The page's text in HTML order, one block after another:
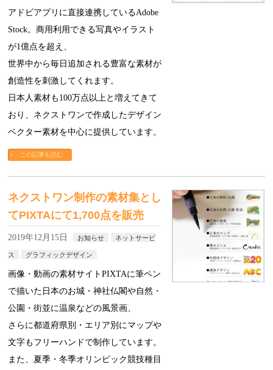
アドビアプリに直接連携しているAdobe
Stock。商用利用できる写真やイラスト
が1億点を超え、
世界中から毎日追加される豊富な素材が
創造性を刺激してくれます。
日本人素材も100万点以上と増えてきて
おり、ネクストワンで作成したデザイン
ベクター素材を中心に提供しています。
この記事を読む
ネクストワン制作の素材集とし
てPIXTAにて1,700点を販売
2019年12月15日 お知らせ ネットサービ
ス グラフィックデザイン
画像・動画の素材サイトPIXTAに筆ペン
で描いた日本のお城・神社仏閣や自然・
公園・街並に温泉などの風景画、
さらに都道府県別・エリア別にマップや
文字もフリーハンドで制作しています。
また、夏季・冬季オリンピック競技種目